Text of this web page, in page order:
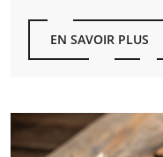
EN SAVOIR PLUS